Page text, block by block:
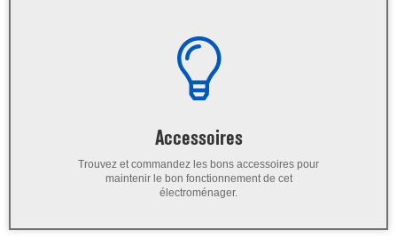
Accessoires
Trouvez et commandez les bons accessoires pour
maintenir le bon fonctionnement de cet
électroménager.